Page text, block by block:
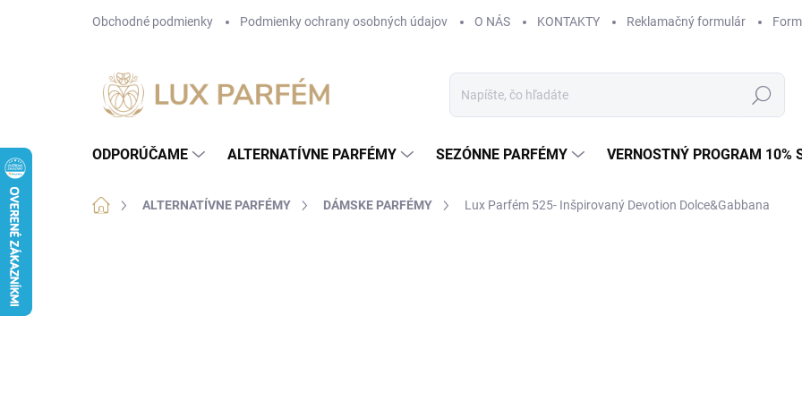
Obchodné podmienky Podmienky ochrany osobných údajov O NÁS KONTAKTY Reklamačný formulár
Hľadať
ODPORÚČAME ALTERNATÍVNE PARFÉMY SEZÓNNE PARFÉMY VERNOSTNÝ PROGRAM 10%
DomovALTERNATÍVNE PARFÉMY DÁMSKE PARFÉMY Lux Parfém 525- Inšpirovaný Devotion Dolce&Gabbana